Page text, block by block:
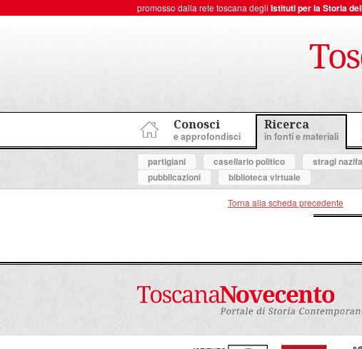
promosso dalla rete toscana degli Istituti per la Storia
Conosci
e approfondisci
Ricerca
in fonti e materiali
partigiani
casellario politico stragi
pubblicazioni
biblioteca virtuale
Torna alla scheda precedente